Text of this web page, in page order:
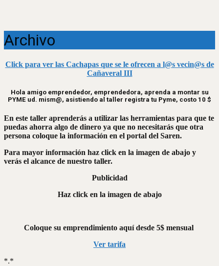
Archivo
Click para ver las Cachapas que se le ofrecen a l@s vecin@s de
Cañaveral III
Hola amigo emprendedor, emprendedora, aprenda a montar su
PYME ud. mism@, asistiendo al taller registra tu Pyme, costo 10 $
En este taller aprenderás a utilizar las herramientas para que te
puedas ahorra algo de dinero ya que no necesitarás que otra
persona coloque la información en el portal del Saren.
Para mayor información haz click en la imagen de abajo y
verás el alcance de nuestro taller.
Publicidad
Haz click en la imagen de abajo
Coloque su emprendimiento aquí desde 5$ mensual
Ver tarifa
*.*